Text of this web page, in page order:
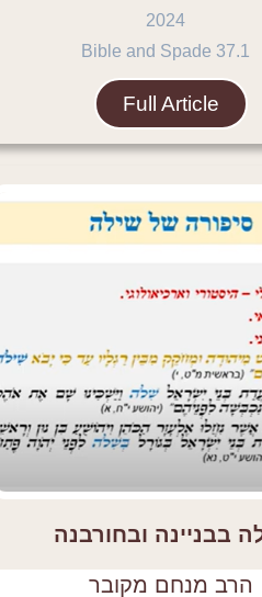
2024
Bible and Spade 37.1
Full Article
בבניינה ובחורבנה
הרב מנחם מקובר